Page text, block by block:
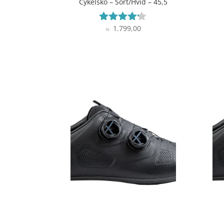
Vurderet
kr.1.799,00